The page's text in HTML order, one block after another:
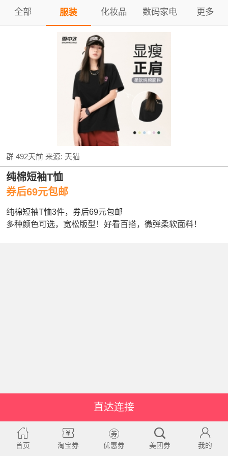
全部 服装 化妆品 数码家电 更多
群 492天前来源: 天猫
纯棉短袖T恤
券后69元包邮
纯棉短袖T恤3件，券后69元包邮
多种颜色可选，宽松版型！好看百搭，微弹柔软面料！
直达连接
首页 淘宝券 优惠券 美团券 我的